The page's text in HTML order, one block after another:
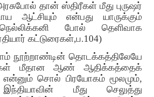
தான் ஸ்திரீகள் மீது புருஷர்
ஆட்சியும் என்பது யாருக்கும்
போல் தெளிவாக
கட்டுரைகள்,ப.104)
நூற்றாண்டின் தொடக்கத்திலேயே
மீதான ஆண் ஆதிக்கத்தைக்
சொல் பிரயோகம் மூலமும்,
இந்தியாவின் மீது செலுத்து